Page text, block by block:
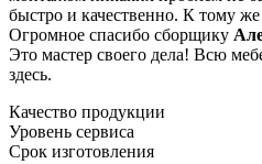
быстро и качественно. К тому
Огромное спасибо сборщику
Это мастер своего дела! Всю
здесь.
Качество продукции
Уровень сервиса
Срок изготовления